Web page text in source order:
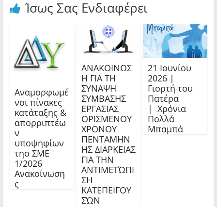
Ίσως Σας Ενδιαφέρει
Αναμορφωμέ
νοι πίνακες
κατάταξης &
απορριπτέω
ν
υποψηφίων
τησ ΣΜΕ
1/2026
Ανακοίνωση
ς
ΑΝΑΚΟΙΝΩΣ
Η ΓΙΑ ΤΗ
ΣΥΝΑΨΗ
ΣΥΜΒΑΣΗΣ
ΕΡΓΑΣΙΑΣ
ΟΡΙΣΜΕΝΟΥ
ΧΡΟΝΟΥ
ΠΕΝΤΑΜΗΝ
ΗΣ ΔΙΑΡΚΕΙΑΣ
ΓΙΑ ΤΗΝ
ΑΝΤΙΜΕΤΏΠΙ
ΣΗ
ΚΑΤΕΠΕΙΓΟΥ
ΣΏΝ
21 Ιουνίου
2026 |
Γιορτή του
Πατέρα
| Χρόνια
Πολλά
Μπαμπά